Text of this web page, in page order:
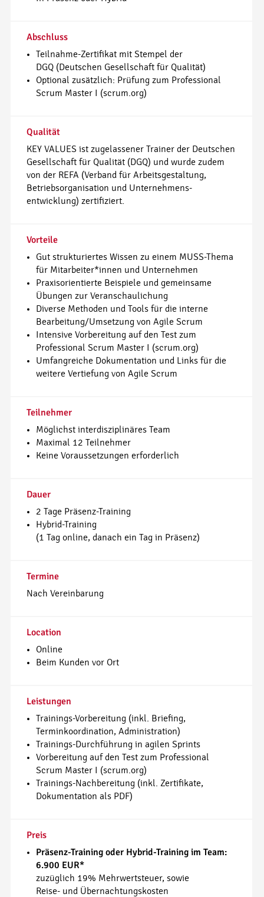
Abschluss
Teilnahme-Zertifikat mit Stempel der
DGQ (Deutschen Gesellschaft für Qualität)
Optional zusätzlich: Prüfung zum Professional
Scrum Master I (scrum.org)
Qualität
KEY VALUES ist zugelassener Trainer der Deutschen
Gesellschaft für Qualität (DGQ) und wurde zudem
von der REFA (Verband für Arbeitsgestaltung,
Betriebsorganisation und Unternehmens-
entwicklung) zertifiziert.
Vorteile
Gut strukturiertes Wissen zu einem MUSS-Thema
für Mitarbeiter*innen und Unternehmen
Praxisorientierte Beispiele und gemeinsame
Übungen zur Veranschaulichung
Diverse Methoden und Tools für die interne
Bearbeitung/Umsetzung von Agile Scrum
Intensive Vorbereitung auf den Test zum
Professional Scrum Master I (scrum.org)
Umfangreiche Dokumentation und Links für die
weitere Vertiefung von Agile Scrum
Teilnehmer
Möglichst interdisziplinäres Team
Maximal 12 Teilnehmer
Keine Voraussetzungen erforderlich
Dauer
2 Tage Präsenz-Training
Hybrid-Training
(1 Tag online, danach ein Tag in Präsenz)
Termine
Nach Vereinbarung
Location
Online
Beim Kunden vor Ort
Leistungen
Trainings-Vorbereitung (inkl. Briefing,
Terminkoordination, Administration)
Trainings-Durchführung in agilen Sprints
Vorbereitung auf den Test zum Professional
Scrum Master I (scrum.org)
Trainings-Nachbereitung (inkl. Zertifikate,
Dokumentation als PDF)
Preis
Präsenz-Training oder Hybrid-Training im Team:
6.900 EUR*
zuzüglich 19% Mehrwertsteuer, sowie
Reise- und Übernachtungskosten